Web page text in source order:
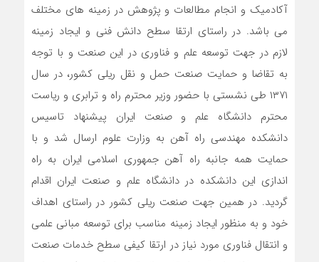
آکادمیک و انجام مطالعات و پژوهش در زمینه های مختلف
می باشد. در راستای ارتقا سطح دانش فنی و ایجاد زمینه
لازم در جهت توسعه علم و فناوری در این صنعت و با توجه
به تقاضا و حمایت صنعت حمل و نقل ریلی کشور، در سال
۱۳۷۱ طی نشستی با حضور وزیر محترم راه و ترابری و ریاست
محترم دانشگاه علم و صنعت ایران پیشنهاد تاسیس
دانشکده مهندسی راه آهن به وزارت علوم ارسال شد و با
حمایت همه جانبه راه آهن جمهوری اسلامی ایران به راه
اندازی این دانشکده در دانشگاه علم و صنعت ایران اقدام
گردید. در همین جهت صنعت ریلی کشور در راستای اهداف
خود و به منظور ایجاد زمینه مناسب برای توسعه مبانی علمی
و انتقال فناوری مورد نیاز در ارتقا کیفی سطح خدمات صنعت